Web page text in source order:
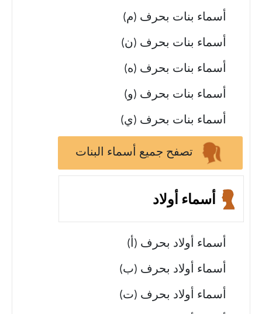
أسماء بنات بحرف (م)
أسماء بنات بحرف (ن)
أسماء بنات بحرف (ه)
أسماء بنات بحرف (و)
أسماء بنات بحرف (ي)
تصفح جميع أسماء البنات
أسماء أولاد
أسماء أولاد بحرف (أ)
أسماء أولاد بحرف (ب)
أسماء أولاد بحرف (ت)